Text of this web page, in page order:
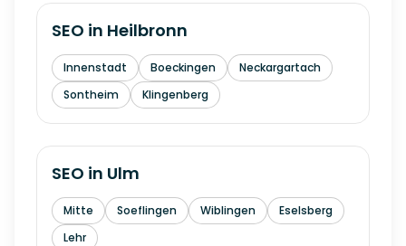
SEO in Heilbronn
Innenstadt Boeckingen
Neckargartach
Sontheim
Klingenberg
SEO in Ulm
Mitte Soeflingen Wiblingen
Eselsberg
Lehr